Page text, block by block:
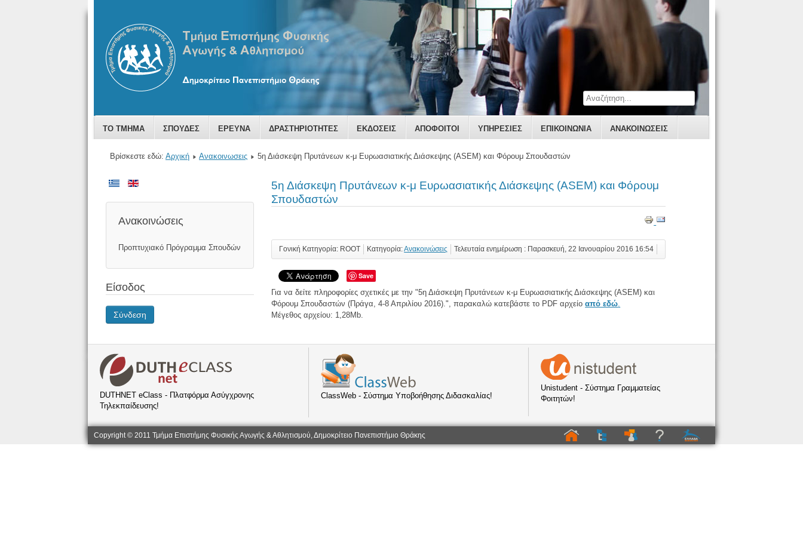
ΤΟ ΤΜΗΜΑ ΣΠΟΥΔΕΣ ΕΡΕΥΝΑ ΔΡΑΣΤΗΡΙΟΤΗΤΕΣ ΕΚΔΟΣΕΙΣ ΑΠΟΦΟΙΤΟΙ ΥΠΗΡΕΣΙΕΣ ΕΠΙΚΟΙΝΩΝΊΑ ΑΝΑΚΟΙΝΩΣΕΙΣ
Βρίσκεστε εδώ: Αρχική Ανακοινωσεις 5η Διάσκεψη Πρυτάνεων κ-μ Ευρωασιατικής Διάσκεψης (ASEM) και Φόρουμ Σπουδαστών
Ανακοινώσεις
Προπτυχιακό Πρόγραμμα Σπουδών
Είσοδος
Σύνδεση
5η Διάσκεψη Πρυτάνεων κ-μ Ευρωασιατικής Διάσκεψης (ASEM) και Φόρουμ
Σπουδαστών
Γονική Κατηγορία: ROOT Κατηγορία:Ανακοινώσεις Τελευταία ενημέρωση : Παρασκευή, 22 Ιανουαρίου 2016 16:54
Save
Για να δείτε πληροφορίες σχετικές με την "5η Διάσκεψη Πρυτάνεων κ-μ Ευρωασιατικής Διάσκεψης (ASEM) και
Φόρουμ Σπουδαστών (Πράγα, 4-8 Απριλίου 2016).", παρακαλώ κατεβάστε το PDF αρχείοαπό εδώ
Μέγεθος αρχείου: 1,28Mb.
DUTHNET eClass - Πλατφόρμα Ασύγχρονης
Τηλεκπαίδευσης!
ClassWeb - Σύστημα Υποβοήθησης Διδασκαλίας!
Unistudent - Σύστημα Γραμματείας
Φοιτητών!
Copyright © 2011 Τμήμα Επιστήμης Φυσικής Αγωγής & Αθλητισμού, Δημοκρίτειο Πανεπιστήμιο Θράκης